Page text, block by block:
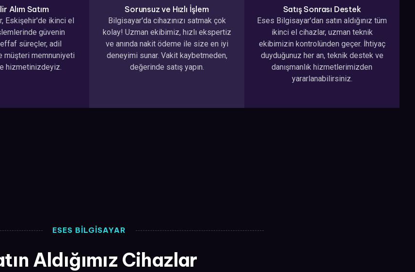
Alım Satım
Eskişehir'de ikinci el
güvenin
süreçler, adil
müşteri memnuniyeti
hizmetinizdeyiz.
Sorunsuz ve Hızlı İşlem
Bilgisayar'da cihazınızı satmak çok
kolay! Uzman ekibimiz, hızlı ekspertiz
ve anında nakit ödeme ile size en iyi
deneyimi sunar. Vakit kaybetmeden,
değerinde satış yapın.
Satış Sonrası Destek
Eses Bilgisayar'dan satın aldığınız tüm
ikinci el cihazlar, uzman teknik
ekibimizin kontrolünden geçer. İhtiyaç
duyduğunuz her an, teknik destek ve
danışmanlık hizmetlerimizden
yararlanabilirsiniz.
ESES BİLGİSAYAR
Aldığımız Cihazlar